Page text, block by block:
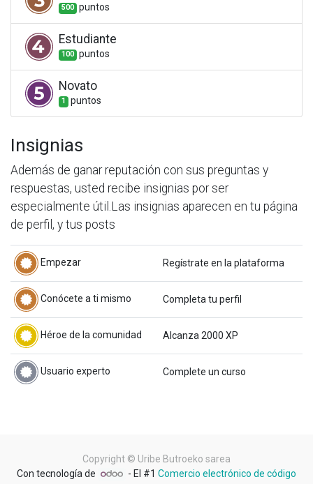
500 puntos
Estudiante
100 puntos
Novato
1 puntos
Insignias
Además de ganar reputación con sus preguntas y
respuestas, usted recibe insignias por ser
especialmente útil. Las insignias aparecen en tu página
de perfil, y tus posts
Empezar Regístrate en la plataforma
Conócete a ti mismo Completa tu perfil
Héroe de la comunidad Alcanza 2000 XP
Usuario experto Complete un curso
Copyright © Uribe Butroeko sarea
Con tecnología de
- El #1Comercio electrónico de código